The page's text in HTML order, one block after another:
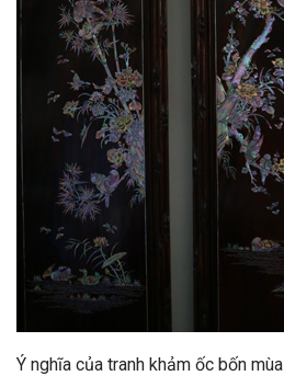
Ý nghĩa của tranh khảm ốc bốn mùa